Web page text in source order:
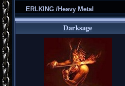
ERLKING /Heavy Metal
Darksage